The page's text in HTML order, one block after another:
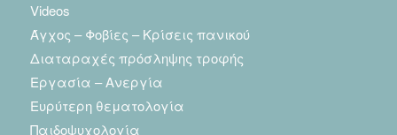
Videos
Άγχος – Φοβίες – Κρίσεις πανικού
Διαταραχές πρόσληψης τροφής
Εργασία – Ανεργία
Ευρύτερη θεματολογία
Παιδοψυχολογία